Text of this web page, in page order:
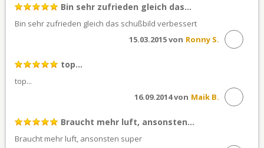
Bin sehr zufrieden gleich das...
Bin sehr zufrieden gleich das schußbild verbessert
Ronny S.
15.03.2015 von
top...
top...
Maik B.
16.09.2014 von
Braucht mehr luft, ansonsten...
Braucht mehr luft, ansonsten super